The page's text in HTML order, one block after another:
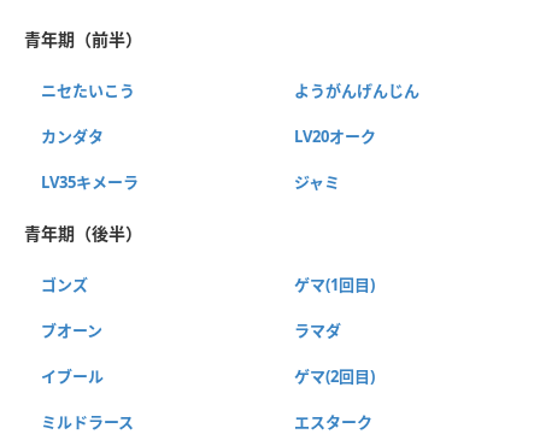
青年期（前半）
ニセたいこう ようがんげんじん
カンダタ LV20オーク
LV35キメーラ ジャミ
青年期（後半）
ゴンズ ゲマ(1回目)
ブオーン ラマダ
イブール ゲマ(2回目)
ミルドラース エスターク